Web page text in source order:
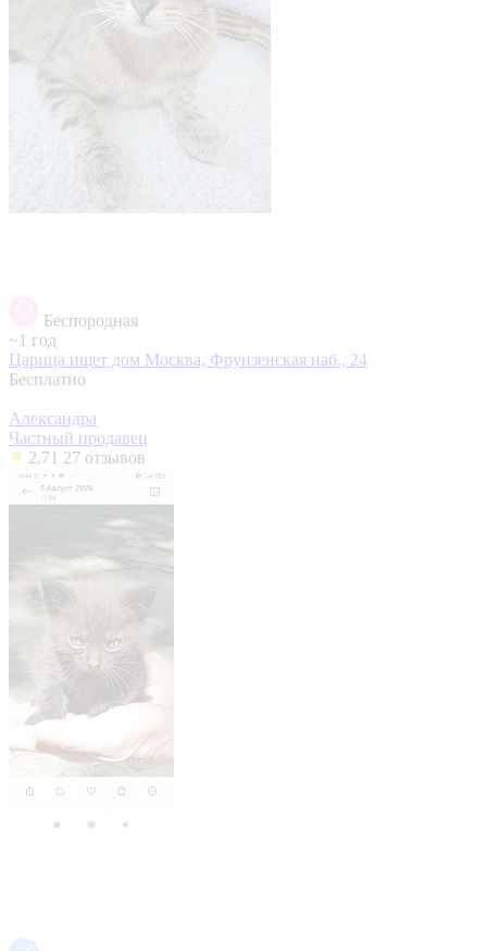
Беспородная
~1 год
Царица ищет дом Москва, Фрунзенская наб., 24
Бесплатно
Александра
Частный продавец
2.71 27 отзывов